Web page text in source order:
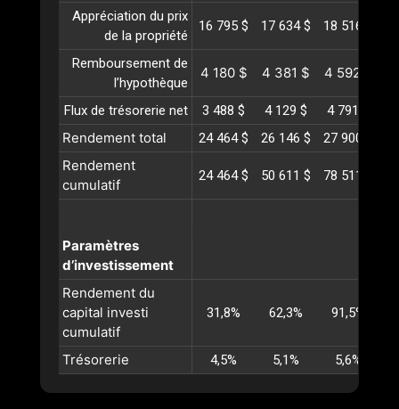
Appréciation du prix
de la propriété
16 795 $ 17 634 $ 18 516 $
Remboursement de
l’hypothèque
4 180 $ 4 381 $ 4 592 $
Flux de trésorerie net 3 488 $ 4 129 $ 4 791 $
Rendement total 24 464 $ 26 146 $ 27 900 $
Rendement
cumulatif
24 464 $ 50 611 $ 78 511 $
Paramètres
d’investissement
Rendement du
capital investi
cumulatif
31,8% 62,3% 91,5%
Trésorerie 4,5% 5,1% 5,6%